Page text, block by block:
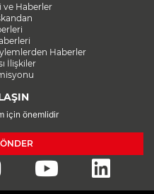
ve Haberler
Haberler
İlişkiler
için önemlidir